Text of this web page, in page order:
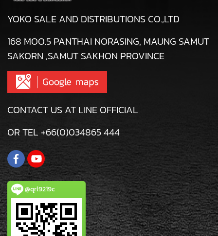
YOKO SALE AND DISTRIBUTIONS CO.,LTD
168 MOO.5 PANTHAI NORASING, MAUNG SAMUT
SAKORN ,SAMUT SAKHON PROVINCE
CONTACT US AT LINE OFFICIAL
OR TEL +66(0)034865 444
@qrl9219c